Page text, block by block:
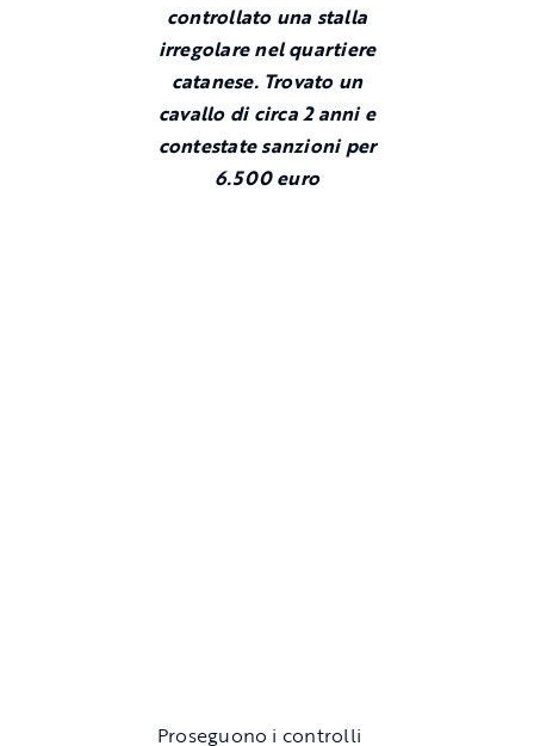
controllato una stalla
irregolare nel quartiere
catanese. Trovato un
cavallo di circa 2 anni e
contestate sanzioni per
6.500 euro
Proseguono i controlli